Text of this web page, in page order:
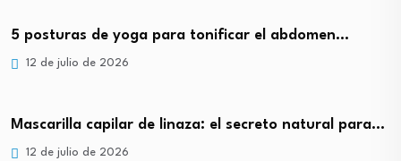
5 posturas de yoga para tonificar el abdomen…
12 de julio de 2026
Mascarilla capilar de linaza: el secreto natural para…
12 de julio de 2026